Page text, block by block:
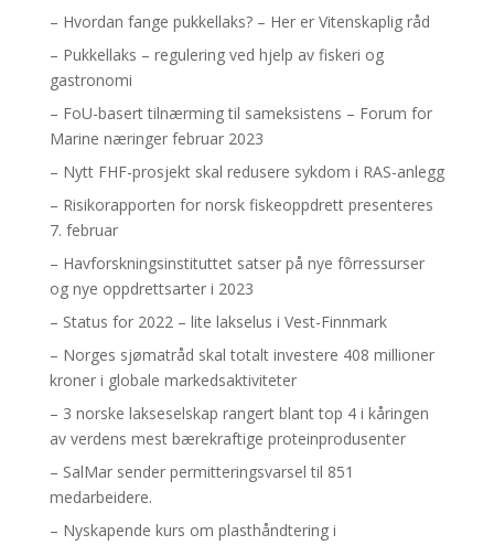
– Hvordan fange pukkellaks? – Her er Vitenskaplig råd
– Pukkellaks – regulering ved hjelp av fiskeri og
gastronomi
– FoU-basert tilnærming til sameksistens – Forum for
Marine næringer februar 2023
– Nytt FHF-prosjekt skal redusere sykdom i RAS-anlegg
– Risikorapporten for norsk fiskeoppdrett presenteres
7. februar
– Havforskningsinstituttet satser på nye fôrressurser
og nye oppdrettsarter i 2023
– Status for 2022 – lite lakselus i Vest-Finnmark
– Norges sjømatråd skal totalt investere 408 millioner
kroner i globale markedsaktiviteter
– 3 norske lakseselskap rangert blant top 4 i kåringen
av verdens mest bærekraftige proteinprodusenter
– SalMar sender permitteringsvarsel til 851
medarbeidere.
– Nyskapende kurs om plasthåndtering i